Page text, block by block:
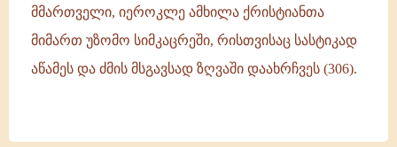
მმართველი, იეროკლე ამხილა ქრისტიანთა
მიმართ უზომო სიმკაცრეში, რისთვისაც სასტიკად
აწამეს და ძმის მსგავსად ზღვაში დაახრჩვეს (306).